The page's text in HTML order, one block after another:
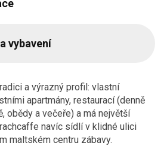
vybavení
a výrazný profil: vlastní
apartmány, restaurací (denně
obědy a večeře) a má největší
navíc sídlí v klidné ulici
maltském centru zábavy.